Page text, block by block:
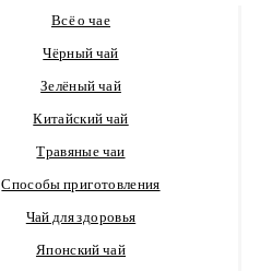
Всё о чае
Чёрный чай
Зелёный чай
Китайский чай
Травяные чаи
Способы приготовления
Чай для здоровья
Японский чай